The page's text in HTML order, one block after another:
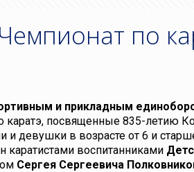
по
и прикладным
каратэ, посвященные 835-летию
и девушки в возрасте от 6 и
каратистами воспитанниками
Сергея Сергеевича